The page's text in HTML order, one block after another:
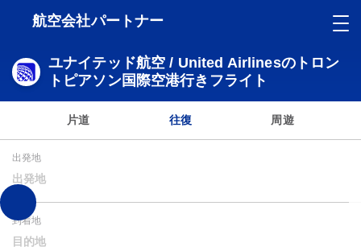
航空会社パートナー
ユナイテッド航空 / United Airlinesのトロン
トピアソン国際空港行きフライト
片道 往復 周遊
出発地
出発地
到着地
目的地